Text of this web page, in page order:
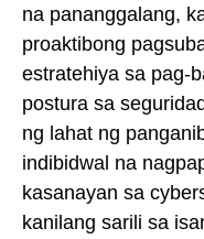
na pananggalang,
proaktibong
estratehiya sa pag-
postura sa
ng lahat ng
indibidwal na
kasanayan sa
kanilang sarili sa